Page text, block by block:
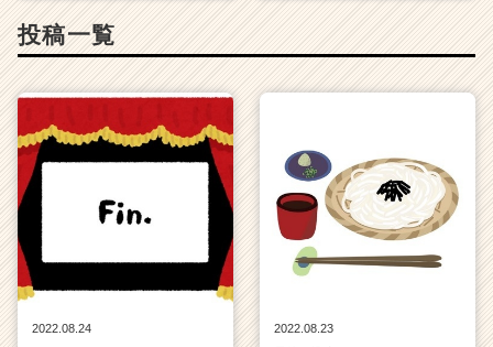
ア
キ
リ
ア
C
投稿一覧
2022.08.24
2022.08.23